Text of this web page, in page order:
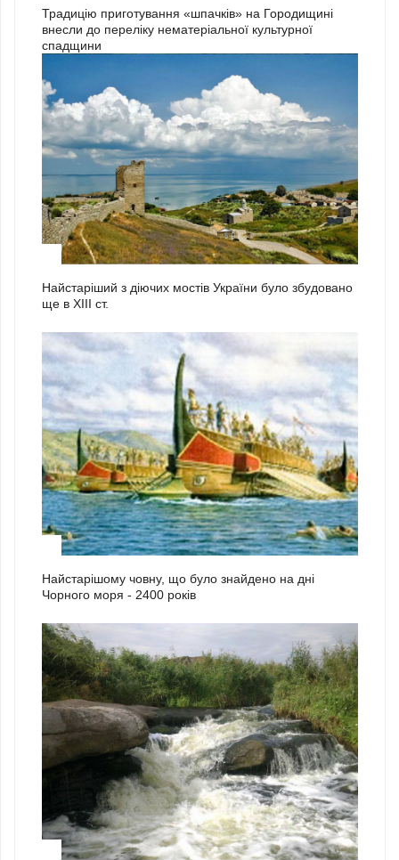
Традицію приготування «шпачків» на Городищині
внесли до переліку нематеріальної культурної
спадщини
Найстаріший з діючих мостів України було збудовано
ще в ХІІІ ст.
Найстарішому човну, що було знайдено на дні
Чорного моря - 2400 років